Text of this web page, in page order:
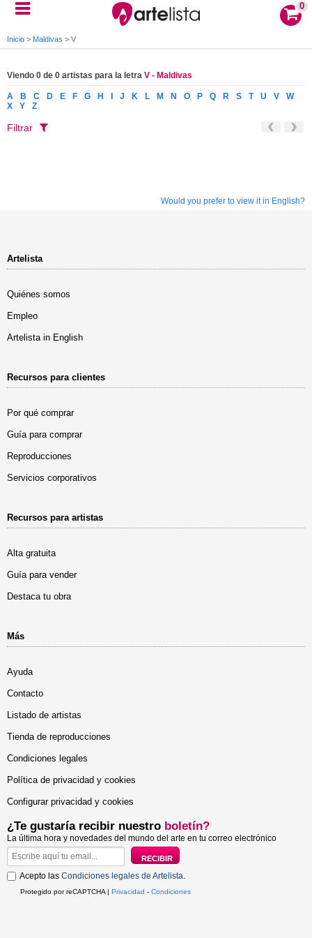
0
Inicio > Maldivas > V
Viendo 0 de 0 artistas para la letra V - Maldivas
A B C D E F G H J K L M N O P Q R S T U V
W
X
Y Z
Filtrar
Would you prefer to view it in English?
Artelista
Quiénes somos
Empleo
Artelista in English
Recursos para clientes
Por qué comprar
Guía para comprar
Reproducciones
Servicios corporativos
Recursos para artistas
Alta gratuita
Guía para vender
Destaca tu obra
Más
Ayuda
Contacto
Listado de artistas
Tienda de reproducciones
Condiciones legales
Política de privacidad y cookies
Configurar privacidad y cookies
¿Te gustaría recibir nuestro boletín?
La última hora y novedades del mundo del arte en tu correo electrónico
Acepto las Condiciones legales de Artelista.
Protegido por reCAPTCHA | Privacidad - Condiciones